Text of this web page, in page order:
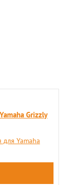
Grizzly
Yamaha